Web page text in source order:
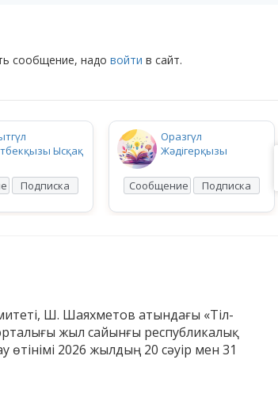
сообщение, надовойти в сайт.
Ысқақ
Подписка
Оразгүл
Жәдігерқызы
Сообщение Подписка
Ш. Шаяхметов атындағы «Тіл-
жыл сайынғы республикалық
2026 жылдың 20 сәуір мен 31